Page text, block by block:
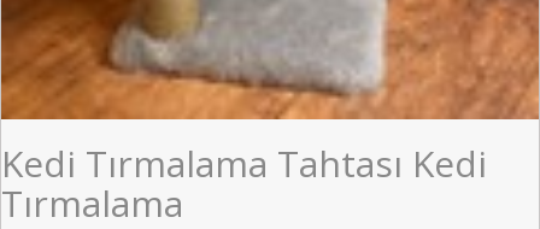
Kedi Tırmalama Tahtası Kedi
Tırmalama